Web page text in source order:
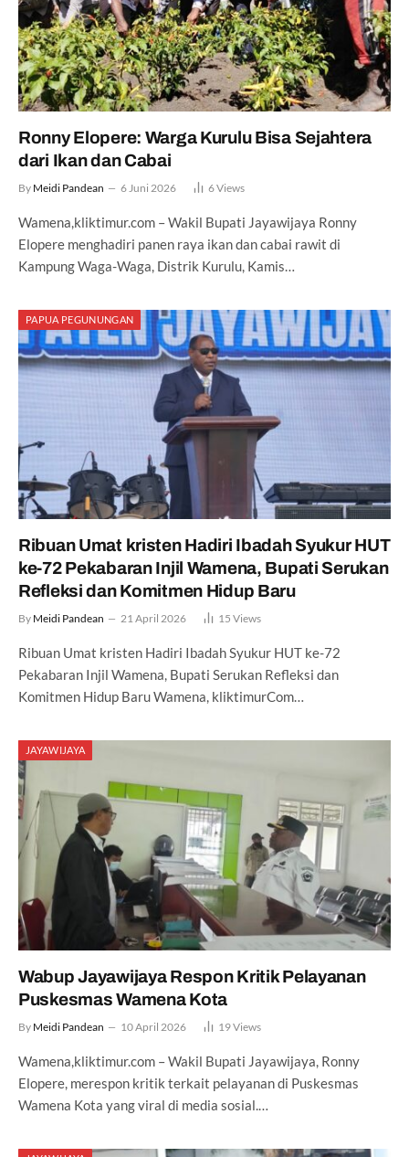
Ronny Elopere: Warga Kurulu Bisa Sejahtera
dari Ikan dan Cabai
By Meidi Pandean 6 Juni 2026 6Views
Wamena,kliktimur.com – Wakil Bupati Jayawijaya Ronny
Elopere menghadiri panen raya ikan dan cabai rawit di
Kampung Waga-Waga, Distrik Kurulu, Kamis…
PAPUA PEGUNUNGAN
Ribuan Umat kristen Hadiri Ibadah Syukur HUT
ke-72 Pekabaran Injil Wamena, Bupati Serukan
Refleksi dan Komitmen Hidup Baru
By Meidi Pandean 21 April 2026 15 Views
Ribuan Umat kristen Hadiri Ibadah Syukur HUT ke-72
Pekabaran Injil Wamena, Bupati Serukan Refleksi dan
Komitmen Hidup Baru Wamena, kliktimurCom…
JAYAWIJAYA
Wabup Jayawijaya Respon Kritik Pelayanan
Puskesmas Wamena Kota
By Meidi Pandean 10 April 2026 19Views
Wamena,kliktimur.com – Wakil Bupati Jayawijaya, Ronny
Elopere, merespon kritik terkait pelayanan di Puskesmas
Wamena Kota yang viral di media sosial.…